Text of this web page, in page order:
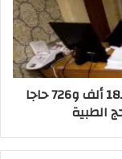
الصحة: تقديم خدمات الكشف والعلاج لـ18 ألف و726 حاجا
الطبية